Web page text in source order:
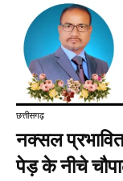
छत्तीसगढ़
नक्सल
पेड़ के नीचे